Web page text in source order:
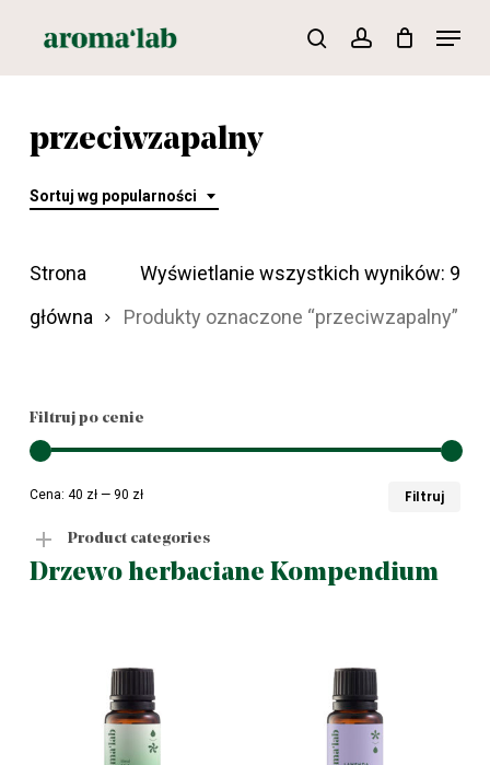
searchaccount
Menu
przeciwzapalny
Sortuj wg popularności
Wyświetlanie wszystkich wyników: 9
Strona
główna
Produkty oznaczone “przeciwzapalny”
Filtruj po cenie
Filtruj
Cena: 40 zł— 90 zł
Product categories
Drzewo herbaciane Kompendium